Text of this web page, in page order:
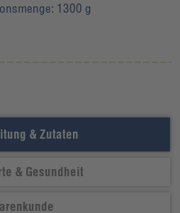
1300 g
& Zutaten
& Gesundheit